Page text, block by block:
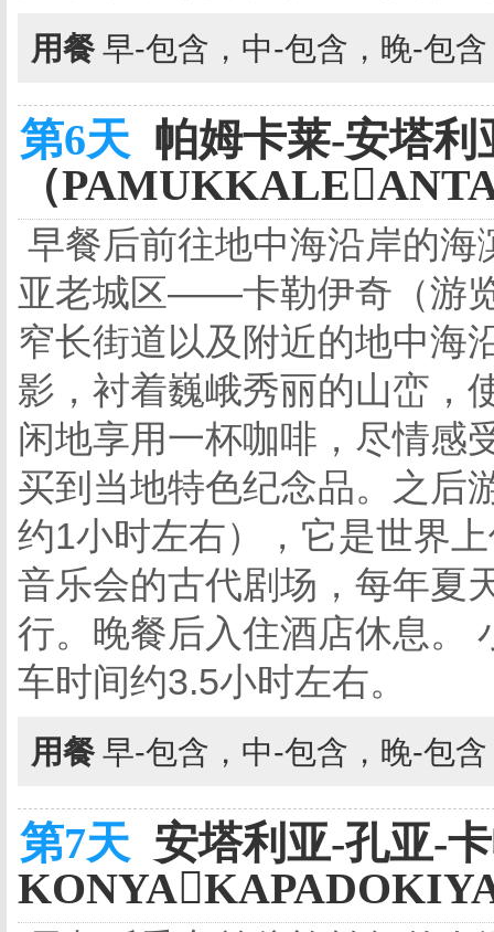
用餐 早-包含，中-包含，晚-包
第6天 帕姆卡莱-安塔利
（
早餐后前往地中海沿岸的
亚老城区——卡勒伊奇（游
窄长街道以及附近的地中
影，衬着巍峨秀丽的山峦，
闲地享用一杯咖啡，尽情感
买到当地特色纪念品。之后
约1小时左右），它是世界
音乐会的古代剧场，每年夏
行。晚餐后入住酒店休息。
车时间约3.5小时左右。
用餐 早-包含，中-包含，晚-包
第7天 安塔利亚-孔亚-